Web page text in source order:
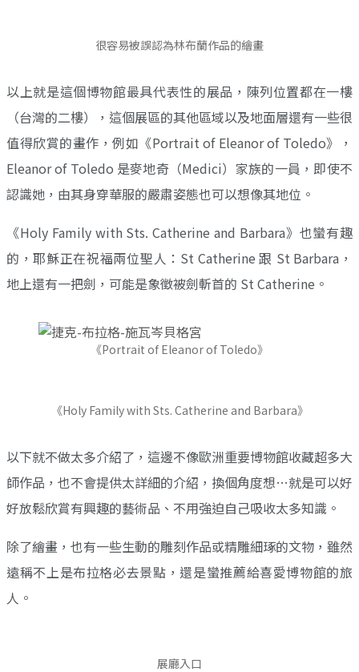
很容易被誤認為林布蘭作品的繪畫
以上就是這個博物館最具代表性的展品，陳列位置都在一樓
（台灣的二樓），這個展區的其他區域以及地面層還有一些很
值得欣賞的畫作，例如《Portrait of Eleanor of Toledo》，
Eleanor of Toledo 是麥地奇（Medici）家族的一員，即使不
認識她，由其身穿華服的嚴肅姿態也可以想像其地位。
《Holy Family with Sts. Catherine and Barbara》也蠻有趣
的，耶穌正在祝福兩位聖人：St Catherine 跟 St Barbara，
地上還有一把劍，可能是象徵被劍斬首的 St Catherine。
《Portrait of Eleanor of Toledo》
《Holy Family with Sts. Catherine and Barbara》
以下就不做太多介紹了，這邊不像歐洲重要博物館收藏超多大
師作品，也不會提供太詳細的介紹，換個角度想…就是可以好
好放鬆欣賞有興趣的藝術品、不用強迫自己吸收太多知識。
除了繪畫，也有一些生動的雕刻作品或精雕細琢的文物，雖然
遠稱不上是布拉格必去景點，還是蠻推薦給喜愛博物館的旅
人。
展廳入口